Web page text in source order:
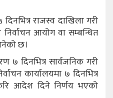
राजस्व दाखिला गरी
आयोग वा सम्बन्धित
छ।
७ दिनभित्र सार्वजनिक गरी
कार्यालयमा ७ दिनभित्र
आदेश दिने निर्णय भएको